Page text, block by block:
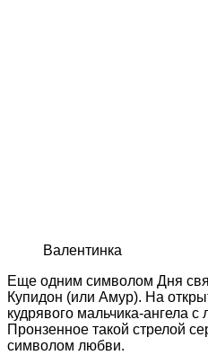
Валентинка
Еще одним символом Дня
Купидон (или Амур). На
кудрявого мальчика-ангела с
Пронзенное такой стрелой
символом любви.